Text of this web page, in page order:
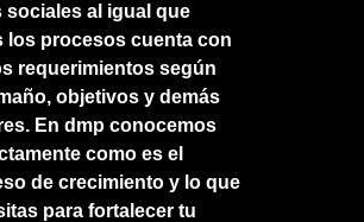
sociales al igual que
los procesos cuenta con
requerimientos según
objetivos y demás
Endmp conocemos
como es el
de crecimiento y lo que
para fortalecer tu